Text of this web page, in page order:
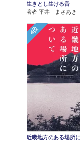
生きとし生ける音
著者 平井 まさあき
4位
近畿地方のある場所